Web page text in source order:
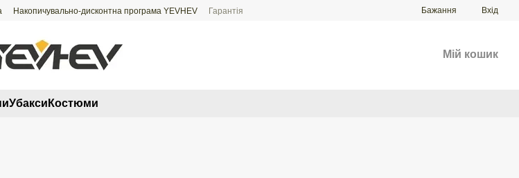
Накопичувально-дисконтна програма YEVHEV Гарантія Бажання Вхід
Мій кошик
Убакси Костюми